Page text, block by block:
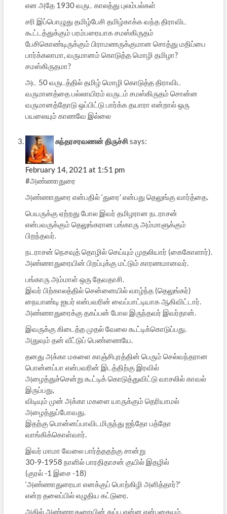
என அதே 1930 வருட காலத்து புலம்பல்கள்
சரி இப்பொழுது தமிழ்பேசி தமிழ்காக்க வந்த திராவிட
கூட்டத்துக்கும் பரம்பரையாக சமஸ்கிருதம்
பேசிகொண்டிருக்கும் பிராமணருக்குமான சொத்து மதிப்பை
பார்க்கலாமா, வருமானம் கொடுத்த மொழி தமிழா?
சமஸ்கிருதமா?
அட 50 வருடத்தில் தமிழ் மொழி கொடுத்த திராவிட‌
வருமானத்தை பல்லாயிரம் வருடம் சமஸ்கிருதம் சொன்ன
வருமானத்தோடு ஒப்பிட்டு பார்க்க தயாரா என்றால் ஒரு
பயலையும் காணவே இல்லை
சுந்தரசரவணன் திருச்சிsays:
February 14, 2021 at 1:51 pm
#அண்ணாதுரை
அண்ணாதுரை என்பதில் ‘துரை’ என்பது தெலுங்கு வார்த்தை.
பெயருக்கு ஏற்றது போல இவர் தமிழரான நடராசன்
என்பவருக்கும் தெலுங்கரான பங்காரு அம்மாளுக்கும்
பிறந்தவர்.
நடராசன் நெசவுத் தொழில் செய்யும் முதலியார் (கைகோளார்).
அண்ணாதுரையின் பிறப்புக்கு மட்டும் காரணமானவர்.
பங்காரு அம்மாள் ஒரு தேவதாசி.
இவர் பிற்காலத்தில் சென்னையில் வாழ்ந்த (தெலுங்கர்)
நையாண்டி ஐயர் என்பவரின் வைப்பாட்டியாக ஆகிவிட்டார்.
அண்ணாதுரைக்கு தகப்பன் போல இருந்தவர் இவர்தான்.
இவருக்கு கிடைத்த முதல் வேலை கூட்டிக்கொடுப்பது.
அதுவும் தன் வீட்டுப் பெண்ணையே.
தனது அக்கா மகளை காஞ்சிபுரத்தின் பெரும் செல்வந்தரான
பொன்னப்பா என்பவரின் இடத்திற்கு இரவில்
அழைத்துச்சென்று கூட்டிக் கொடுத்துவிட்டு வாசலில் காவல்
இருப்பது,
விடியும் முன் அக்கா மகளை யாருக்கும் தெரியாமல்
அழைத்துப்போவது.
இதற்கு பொன்னப்பாவிடமிருந்து ஐந்தோ பத்தோ
வாங்கிக்கொள்வார்.
இவர் மாமா வேலை பார்த்ததற்கு சான்று
30-9-1958 நாளில் பாரதிதாசன் குயில் இதழில்
(குரல் -1 இசை -18)
‘அண்ணாதுரையா எனக்குப் பொற்கிழி அளித்தார்?’
என்ற தலைப்பில் எழுதிய கட்டுரை.
அதில் அண்ணாதுரையின் துப்பு என்ன என்பதையும்,